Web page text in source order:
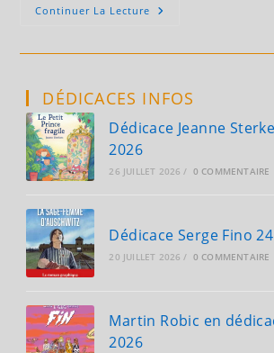
Continuer La Lecture Grun
5
2026
DÉDICACES INFOS
Dédicace Jeanne
2026
26 JUILLET 2026 / 0 COMMENTAIRE
Dédicace Serge Fino
20 JUILLET 2026 / 0 COMMENTAIRE
Martin Robic en
2026